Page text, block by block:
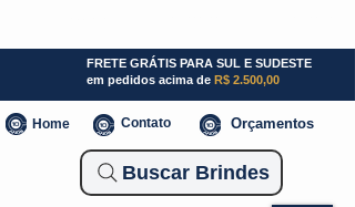
FRETE GRÁTIS PARA SUL E SUDESTE
em pedidos acima de R$ 2.500,00
Home Contato Orçamentos
Buscar Brindes